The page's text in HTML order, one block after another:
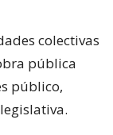
colectivas
pública
público,